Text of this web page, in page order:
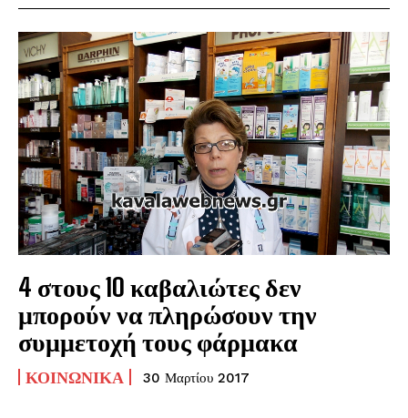
4 στους 10 καβαλιώτες δεν
μπορούν να πληρώσουν την
συμμετοχή τους φάρμακα
ΚΟΙΝΩΝΙΚΆ 30 Μαρτίου 2017